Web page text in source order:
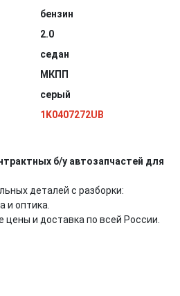
бензин
2.0
седан
МКПП
серый
1K0407272UB
б/у автозапчастей для
деталей с разборки:
и оптика.
цены и доставка по всей России.